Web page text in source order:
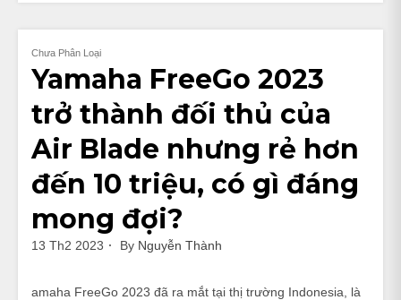
Chưa Phân Loại
Yamaha FreeGo 2023
trở thành đối thủ của
Air Blade nhưng rẻ hơn
đến 10 triệu, có gì đáng
mong đợi?
13 Th2 2023 By Nguyễn Thành
amaha FreeGo 2023 đã ra mắt tại thị trường Indonesia, là